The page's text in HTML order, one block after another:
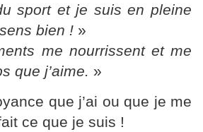
sport et je suis en pleine
bien ! »
me nourrissent et me
que j’aime. »
que j’ai ou que je me
ce que je suis !